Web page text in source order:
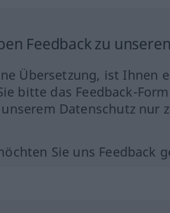
Feedback zu
Übersetzung, ist Ihnen
bitte das Feedback-
Datenschutz nur
Sie uns Feedback